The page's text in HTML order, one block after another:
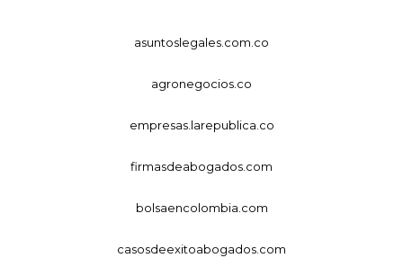
asuntoslegales.com.co
agronegocios.co
empresas.larepublica.co
firmasdeabogados.com
bolsaencolombia.com
casosdeexitoabogados.com